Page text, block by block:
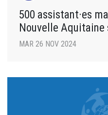
500 assistant·es
Nouvelle Aquitaine
MAR 26 NOV 2024